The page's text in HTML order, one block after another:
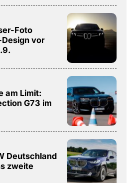
Foto
vor
am Limit:
G73 im
Deutschland
zweite